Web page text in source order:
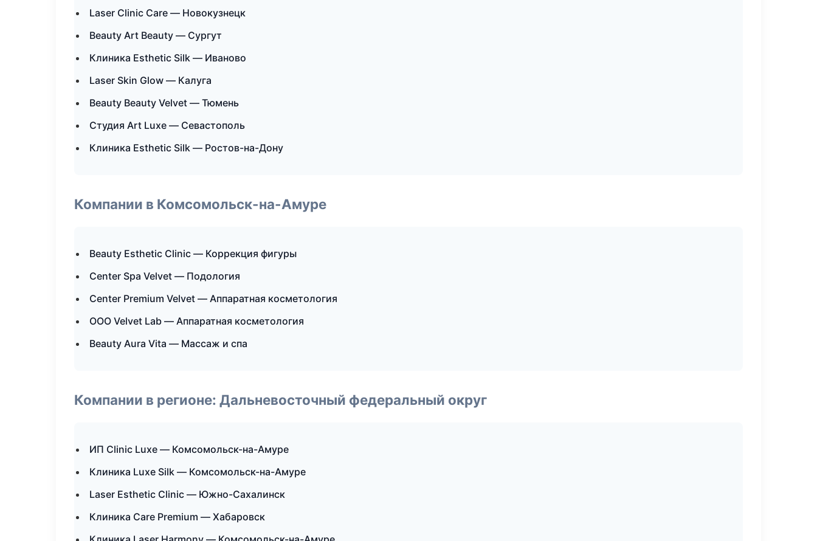
Laser Clinic Care — Новокузнецк
Beauty Art Beauty — Сургут
Клиника Esthetic Silk — Иваново
Laser Skin Glow — Калуга
Beauty Beauty Velvet — Тюмень
Студия Art Luxe — Севастополь
Клиника Esthetic Silk — Ростов-на-Дону
Компании в Комсомольск-на-Амуре
Beauty Esthetic Clinic — Коррекция фигуры
Center Spa Velvet — Подология
Center Premium Velvet — Аппаратная косметология
ООО Velvet Lab — Аппаратная косметология
Beauty Aura Vita — Массаж и спа
Компании в регионе: Дальневосточный федеральный округ
ИП Clinic Luxe — Комсомольск-на-Амуре
Клиника Luxe Silk — Комсомольск-на-Амуре
Laser Esthetic Clinic — Южно-Сахалинск
Клиника Care Premium — Хабаровск